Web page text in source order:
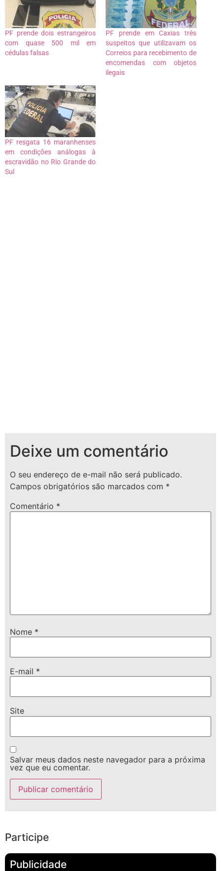
PF prende dois estrangeiros
com quase 500 mil em
cédulas falsas
PF prende em Caxias três
suspeitos que utilizavam os
Correios para recebimento de
encomendas com objetos
ilegais
PF resgata 16 maranhenses
em condições análogas à
escravidão no Rio Grande do
Sul
Deixe um comentário
O seu endereço de e-mail não será publicado.
Campos obrigatórios são marcados com *
Comentário *
Nome *
E-mail *
Site
Salvar meus dados neste navegador para a próxima
vez que eu comentar.
Participe
Publicidade